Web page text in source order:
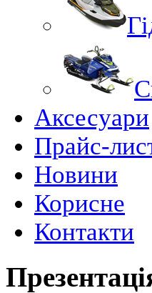
Аксесуари
Прайс-
Новини
Корисне
Контакти